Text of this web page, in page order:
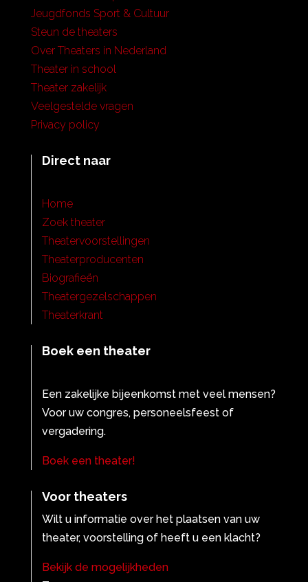
Jeugdfonds Sport & Cultuur
Steun de theaters
Over Theaters in Nederland
Theater in school
Theater zakelijk
Veelgestelde vragen
Privacy policy
Direct naar
Home
Zoek theater
Theatervoorstellingen
Theaterproducenten
Biografieën
Theatergezelschappen
Theaterkrant
Boek een theater
Een zakelijke bijeenkomst met veel mensen?
Voor uw congres, personeelsfeest of
vergadering.
Boek een theater!
Voor theaters
Wilt u informatie over het plaatsen van uw
theater, voorstelling of heeft u een klacht?
Bekijk de mogelijkheden